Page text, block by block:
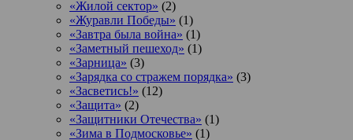
«Жилой сектор» (2)
«Журавли Победы» (1)
«Завтра была война» (1)
«Заметный пешеход» (1)
«Зарница» (3)
«Зарядка со стражем порядка» (3)
«Засветись!» (12)
«Защита» (2)
«Защитники Отечества» (1)
«Зима в Подмосковье» (1)